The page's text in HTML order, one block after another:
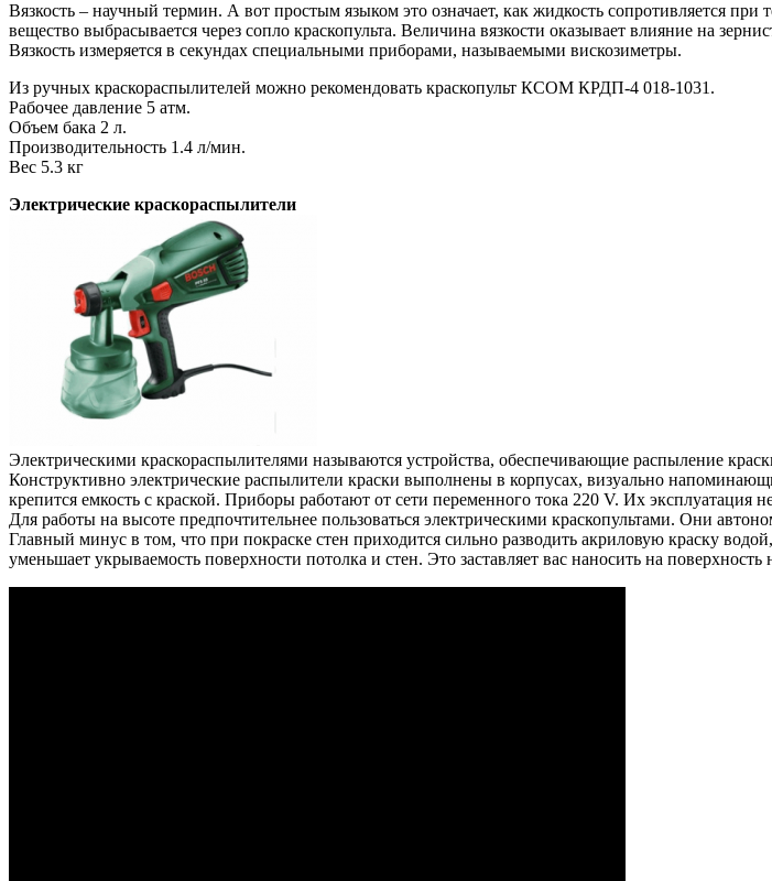
Вязкость – научный термин. А вот простым языком это означает, как жидкость сопротивляется
вещество выбрасывается через сопло краскопульта. Величина вязкости оказывает влияние на
Вязкость измеряется в секундах специальными приборами, называемыми вискозиметры.
Из ручных краскораспылителей можно рекомендовать краскопульт КСОМ КРДП-4 018-1031.
Рабочее давление 5 атм.
Объем бака 2 л.
Производительность 1.4 л/мин.
Вес 5.3 кг
Электрические краскораспылители
Электрическими краскораспылителями называются устройства, обеспечивающие распыление
Конструктивно электрические распылители краски выполнены в корпусах, визуально
крепится емкость с краской. Приборы работают от сети переменного тока 220 V. Их эксплуатация
Для работы на высоте предпочтительнее пользоваться электрическими краскопультами. Они
Главный минус в том, что при покраске стен приходится сильно разводить акриловую краску
уменьшает укрываемость поверхности потолка и стен. Это заставляет вас наносить на поверхность